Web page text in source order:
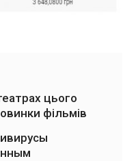
цього
фільмів